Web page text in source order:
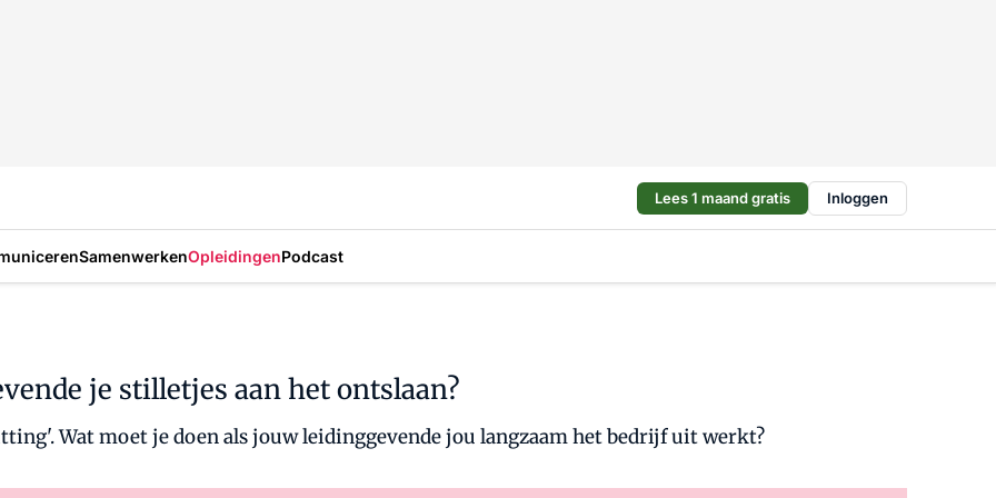
Lees 1 maand gratis Inloggen
SamenwerkenOpleidingenPodcast
je stilletjes aan het ontslaan?
Wat moet je doen als jouw leidinggevende jou langzaam het bedrijf uit werkt?